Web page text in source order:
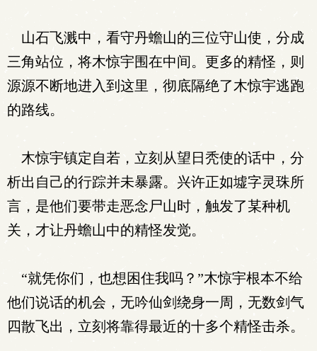
山石飞溅中，看守丹蟾山的三位守山使，分成
三角站位，将木惊宇围在中间。更多的精怪，则
源源不断地进入到这里，彻底隔绝了木惊宇逃跑
的路线。
木惊宇镇定自若，立刻从望日秃使的话中，分
析出自己的行踪并未暴露。兴许正如墟字灵珠所
言，是他们要带走恶念尸山时，触发了某种机
关，才让丹蟾山中的精怪发觉。
“就凭你们，也想困住我吗？”木惊宇根本不给
他们说话的机会，无吟仙剑绕身一周，无数剑气
四散飞出，立刻将靠得最近的十多个精怪击杀。